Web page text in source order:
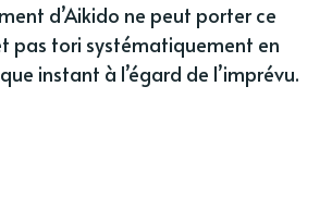
d’Aikido ne peut porter ce
pas tori systématiquement en
instant à l’égard de l’imprévu.